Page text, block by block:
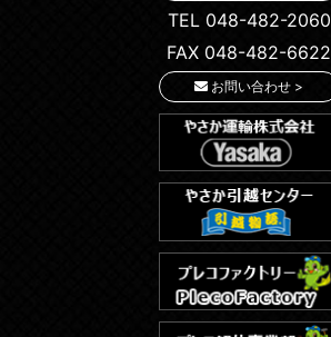
TEL 048-482-2060
FAX 048-482-6622
お問い合わせ >